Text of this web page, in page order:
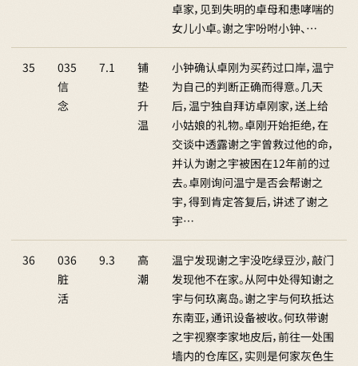
卓家，见到失明的卓母和患哮喘的
女儿小卓。谢之宇吩咐小钟、…
35
035
信
念
7.1
铺
垫
升
温
小钟确认卓刚为买药过口岸，温宁
为自己的判断正确而得意。几天
后，温宁独自拜访卓刚家，送上给
小姑娘的礼物。卓刚开始拒绝，在
交谈中透露谢之宇曾救过他的命，
并认为谢之宇被困在12年前的过
去。卓刚询问温宁是否会帮谢之
宇，得到肯定答复后，讲述了谢之
宇…
36
036
脏
活
9.3
高
潮
温宁发现谢之宇没吃绿豆沙，敲门
发现他不在家。从阿中处得知谢之
宇与何玖离岛。谢之宇与何玖抵达
东南亚，通讯设备被收。何玖带谢
之宇视察李家地皮后，前往一处围
墙内的仓库区，实则是何家灰色生